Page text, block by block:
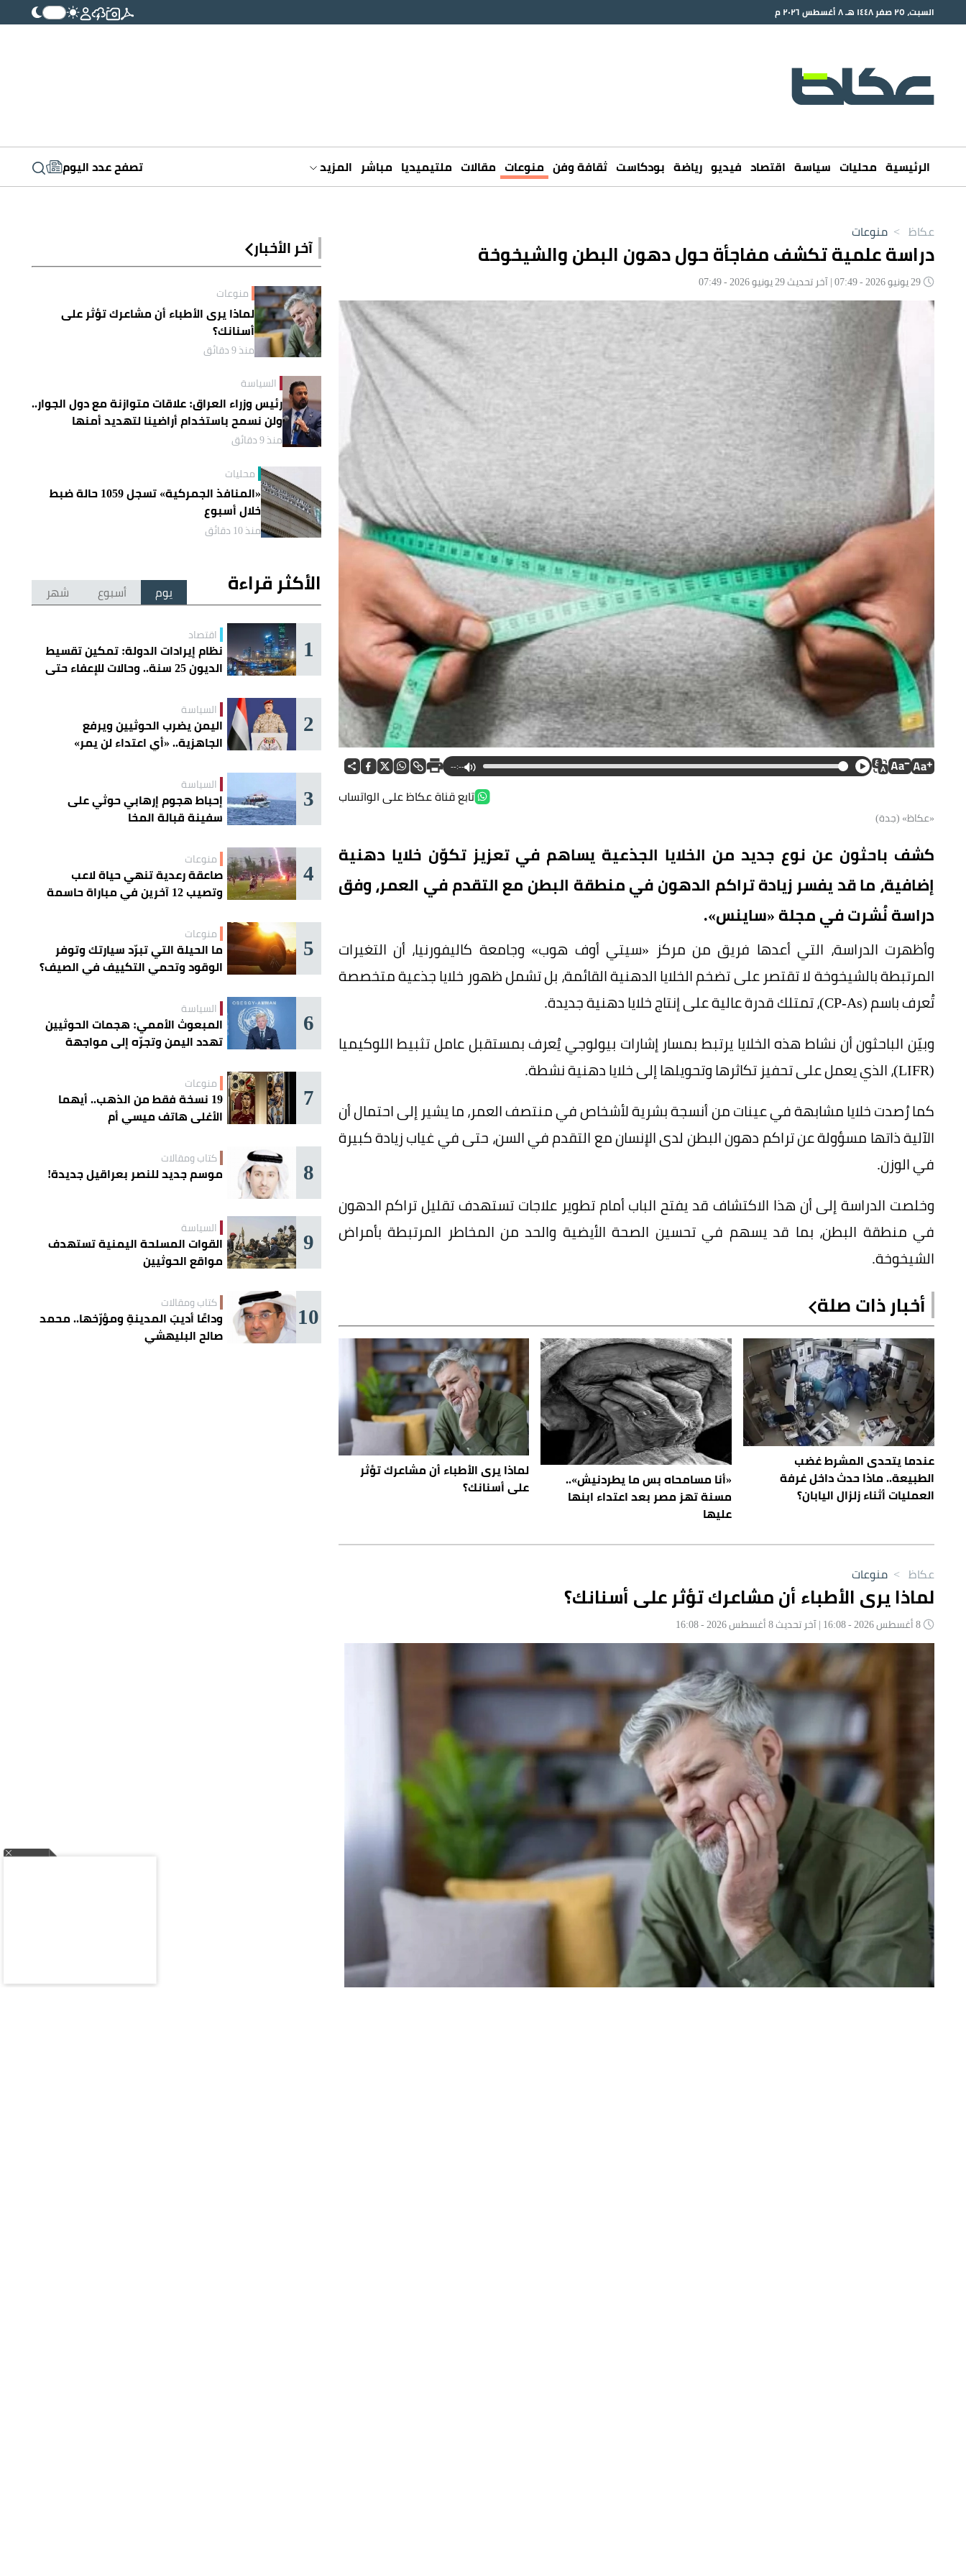
السبت، ٢٥ صفر ١٤٤٨ هـ ٨ أغسطس ٢٠٢٦ م
الرئيسية محليات سياسة اقتصاد فيديو رياضة بودكاست ثقافة وفن منوعات مقالات ملتيميديا مباشر المزيد تصفح عدد اليوم
عكاظ > منوعات
دراسة علمية تكشف مفاجأة حول دهون البطن والشيخوخة
--:--
تابع قناة عكاظ على الواتساب
«عكاظ» (جدة)
كشف باحثون عن نوع جديد من الخلايا الجذعية يساهم في تعزيز تكوّن خلايا دهنية
إضافية، ما قد يفسر زيادة تراكم الدهون في منطقة البطن مع التقدم في العمر، وفق
دراسة نُشرت في مجلة «ساينس».
وأظهرت الدراسة، التي أعدها فريق من مركز «سيتي أوف هوب» وجامعة كاليفورنيا، أن التغيرات
المرتبطة بالشيخوخة لا تقتصر على تضخم الخلايا الدهنية القائمة، بل تشمل ظهور خلايا جذعية متخصصة
تُعرف باسم (CP-As)، تمتلك قدرة عالية على إنتاج خلايا دهنية جديدة.
وبيّن الباحثون أن نشاط هذه الخلايا يرتبط بمسار إشارات بيولوجي يُعرف بمستقبل عامل تثبيط اللوكيميا
(LIFR)، الذي يعمل على تحفيز تكاثرها وتحويلها إلى خلايا دهنية نشطة.
كما رُصدت خلايا مشابهة في عينات من أنسجة بشرية لأشخاص في منتصف العمر، ما يشير إلى احتمال أن
الآلية ذاتها مسؤولة عن تراكم دهون البطن لدى الإنسان مع التقدم في السن، حتى في غياب زيادة كبيرة
في الوزن.
وخلصت الدراسة إلى أن هذا الاكتشاف قد يفتح الباب أمام تطوير علاجات تستهدف تقليل تراكم الدهون
في منطقة البطن، بما قد يسهم في تحسين الصحة الأيضية والحد من المخاطر المرتبطة بأمراض
الشيخوخة.
أخبار ذات صلة
عندما يتحدى المشرط غضب
الطبيعة.. ماذا حدث داخل غرفة
العمليات أثناء زلزال اليابان؟
«أنا مسامحاه بس ما يطردنيش»..
مسنة تهز مصر بعد اعتداء ابنها
عليها
لماذا يرى الأطباء أن مشاعرك تؤثر
على أسنانك؟
آخر الأخبار
منوعات
لماذا يرى الأطباء أن مشاعرك تؤثر على
أسنانك؟
منذ 9 دقائق
السياسة
رئيس وزراء العراق: علاقات متوازنة مع دول الجوار..
ولن نسمح باستخدام أراضينا لتهديد أمنها
منذ 9 دقائق
محليات
«المنافذ الجمركية» تسجل 1059 حالة ضبط
خلال أسبوع
منذ 10 دقائق
الأكثر قراءة يوم أسبوع شهر
1 اقتصاد
نظام إيرادات الدولة: تمكين تقسيط
الديون 25 سنة.. وحالات للإعفاء حتى
2 السياسة
اليمن يضرب الحوثيين ويرفع
الجاهزية.. «أي اعتداء لن يمر»
3 السياسة
إحباط هجوم إرهابي حوثي على
سفينة قبالة المخا
4 منوعات
صاعقة رعدية تنهي حياة لاعب
وتصيب 12 آخرين في مباراة حاسمة
5 منوعات
ما الحيلة التي تبرّد سيارتك وتوفر
الوقود وتحمي التكييف في الصيف؟
6 السياسة
المبعوث الأممي: هجمات الحوثيين
تهدد اليمن وتجرّه إلى مواجهة
7 منوعات
19 نسخة فقط من الذهب.. أيهما
الأغلى هاتف ميسي أم
8 كتاب ومقالات
موسم جديد للنصر بعراقيل جديدة!
9 السياسة
القوات المسلحة اليمنية تستهدف
مواقع الحوثيين
10 كتاب ومقالات
وداعًا أديبَ المدينةِ ومؤرّخها.. محمد
صالح البليهشي
عكاظ > منوعات
لماذا يرى الأطباء أن مشاعرك تؤثر على أسنانك؟